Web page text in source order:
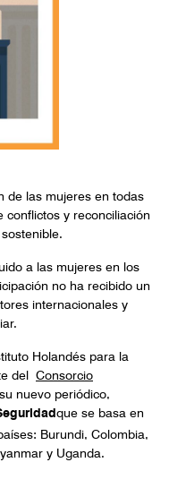
de las mujeres en todas
conflictos y reconciliación
a las mujeres en los
no ha recibido un
internacionales y
Holandés para la
del Consorcio
nuevo periódico,
que se basa en
Burundi, Colombia,
y Uganda.